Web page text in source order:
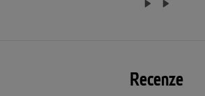
Recenze